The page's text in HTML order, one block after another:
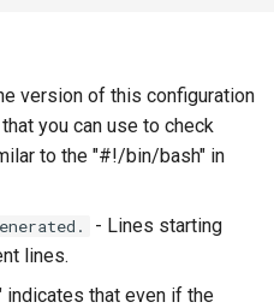
version of this configuration
you can use to check
to the "#!/bin/bash" in
- Lines starting
lines.
indicates that even if the